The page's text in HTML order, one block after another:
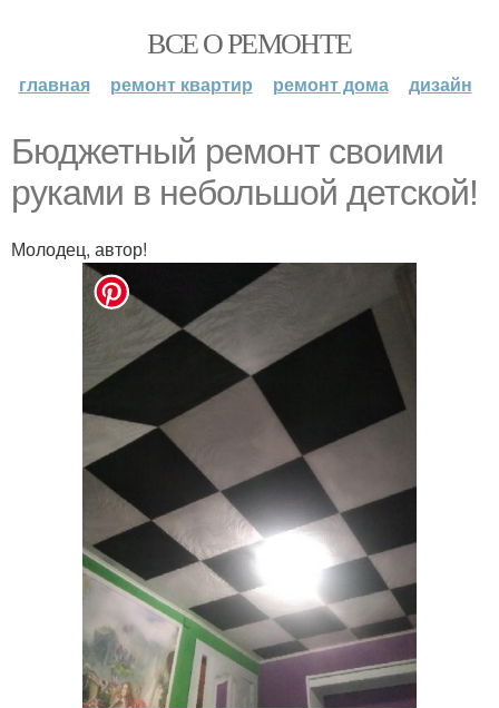
ВСЕ О РЕМОНТЕ
главная ремонт квартир ремонт дома дизайн
Бюджетный ремонт своими
руками в небольшой детской!
Молодец, автор!